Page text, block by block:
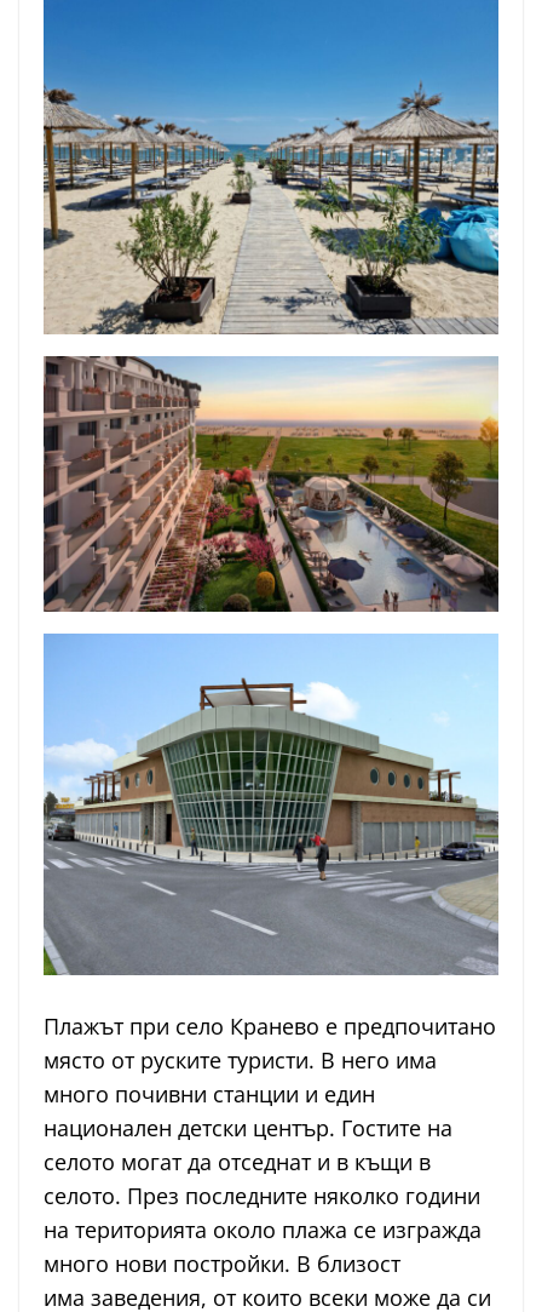
Плажът при село Кранево е предпочитано
място от руските туристи. В него има
много почивни станции и един
национален детски център. Гостите на
селото могат да отседнат и в къщи в
селото. През последните няколко години
на територията около плажа се изгражда
много нови постройки. В близост
има заведения, от които всеки може да си